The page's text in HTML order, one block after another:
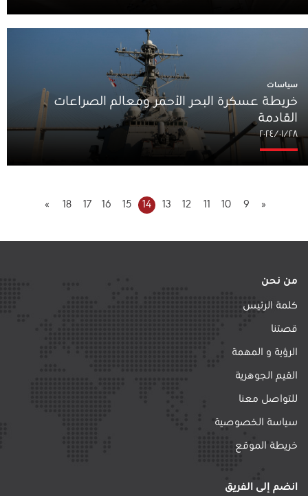
سياسات
خريطة عسكرة البحر الأحمر ومعالم الصراعات
القادمة
٢٨‏/٠١‏/٢٠٢٤
«
9
10
11
12
13
14
15
16
17
18
»
من نحن
كلمة الرئيس
قصتنا
الرؤية و المهمة
القيم الجوهرية
للتواصل معنا
سياسة الخصوصية
خريطة الموقع
انضم إلى الفريق